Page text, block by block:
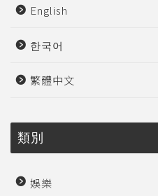
English
한국어
繁體中文
類別
娛樂